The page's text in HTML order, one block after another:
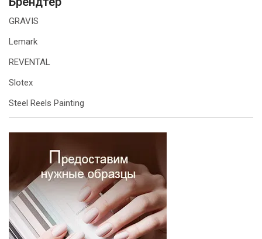
GRAVIS
Lemark
REVENTAL
Slotex
Steel Reels Painting